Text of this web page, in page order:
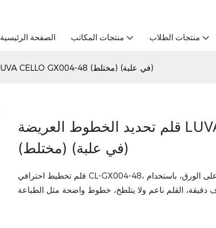
الصفحة الرئيسية منتجات المكاتب منتجات الطلاب
قلم تحديد الخطوط العريضة LUVA CELLO GX004-48 (مختلط) (في علبة)
قلم تحديد الخطوط العريضة LUVA CELLO GX004-48
(مختلط) (في علبة)
قلم تخطيط احترافي CL-GX004-48، يحدد كل تفاصيل إلهامك، دع الإلهام يتنفس بحرية على الورق، باستخدام